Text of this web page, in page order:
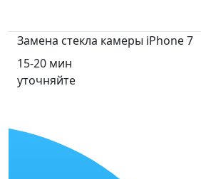
Замена стекла камеры iPhone 7
уточняйте
15-20 мин